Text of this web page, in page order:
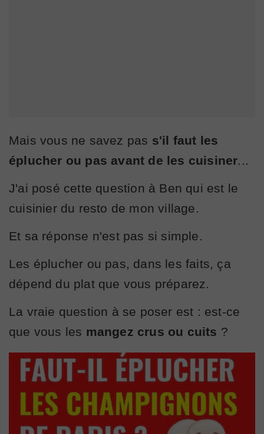
Mais vous ne savez pas s'il faut les
éplucher ou pas avant de les cuisiner
J'ai posé cette question à Ben qui est le
cuisinier du resto de mon village.
Et sa réponse n'est pas si simple.
Les éplucher ou pas, dans les faits, ça
dépend du plat que vous préparez.
La vraie question à se poser est : est-ce
que vous les mangez crus ou cuits ?